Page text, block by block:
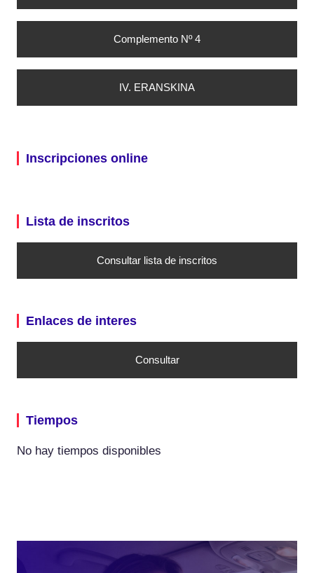
Complemento Nº 4
IV. ERANSKINA
Inscripciones online
Lista de inscritos
Consultar lista de inscritos
Enlaces de interes
Consultar
Tiempos
No hay tiempos disponibles